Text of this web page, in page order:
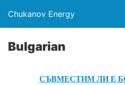
Chukanov Energy
Bulgarian
СЪВМЕСТИМ ЛИ Е